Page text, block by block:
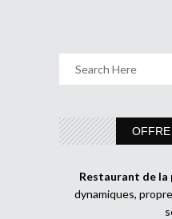
OFFRE
Restaurant de la
dynamiques,